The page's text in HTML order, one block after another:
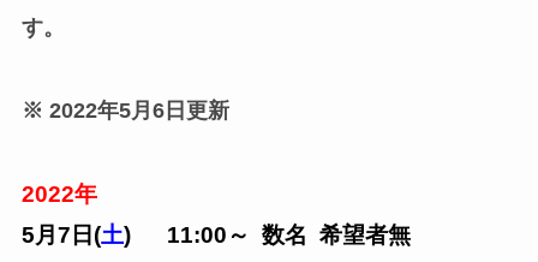
す。
※ 2022年5月6日更新
2022年
5月7日(土) 11:00～ 数名 希望者無